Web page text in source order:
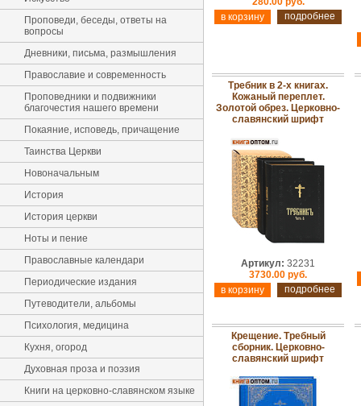
Проповеди, беседы, ответы на
вопросы
Дневники, письма, размышления
Православие и современность
Проповедники и подвижники
благочестия нашего времени
Покаяние, исповедь, причащение
Таинства Церкви
Новоначальным
История
История церкви
Ноты и пение
Православные календари
Периодические издания
Путеводители, альбомы
Психология, медицина
Кухня, огород
Духовная проза и поэзия
Книги на церковно-славянском языке
подробнее
Требник в 2-х книгах.
Кожаный переплет.
Золотой обрез. Церковно-
славянский шрифт
Артикул: 32231
3730.00 руб.
подробнее
Крещение. Требный
сборник. Церковно-
славянский шрифт